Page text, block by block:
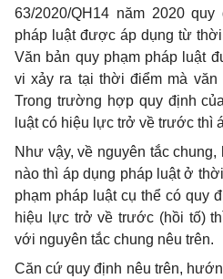
63/2020/QH14 năm 2020
pháp luật được áp dụng từ
Văn bản quy phạm pháp luật
vi xảy ra tại thời điểm mà
Trong trường hợp quy định
luật có hiệu lực trở về trước thì
Như vậy, về nguyên tắc
nào thì áp dụng pháp luật ở
phạm pháp luật cụ thể có quy
hiệu lực trở về trước (hồi tố)
với nguyên tắc chung nêu trên.
Căn cứ quy định nêu trên,